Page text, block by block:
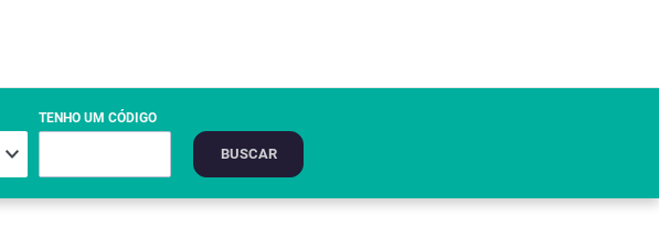
TENHO UM CÓDIGO
BUSCAR